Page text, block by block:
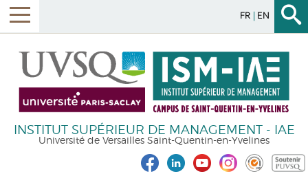
FR EN
INSTITUT SUPÉRIEUR DE MANAGEMENT - IAE
Université de Versailles Saint-Quentin-en-Yvelines